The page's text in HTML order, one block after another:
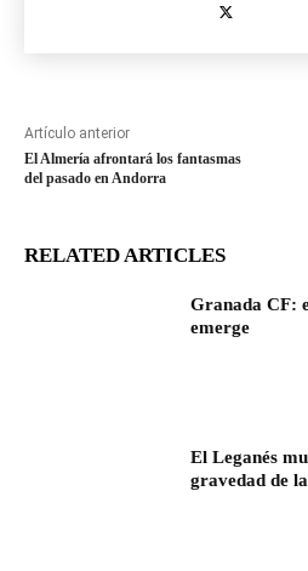
Artículo anterior
El Almería afrontará los fantasmas
del pasado en Andorra
RELATED ARTICLES
Granada CF:
emerge
El Leganés
gravedad de